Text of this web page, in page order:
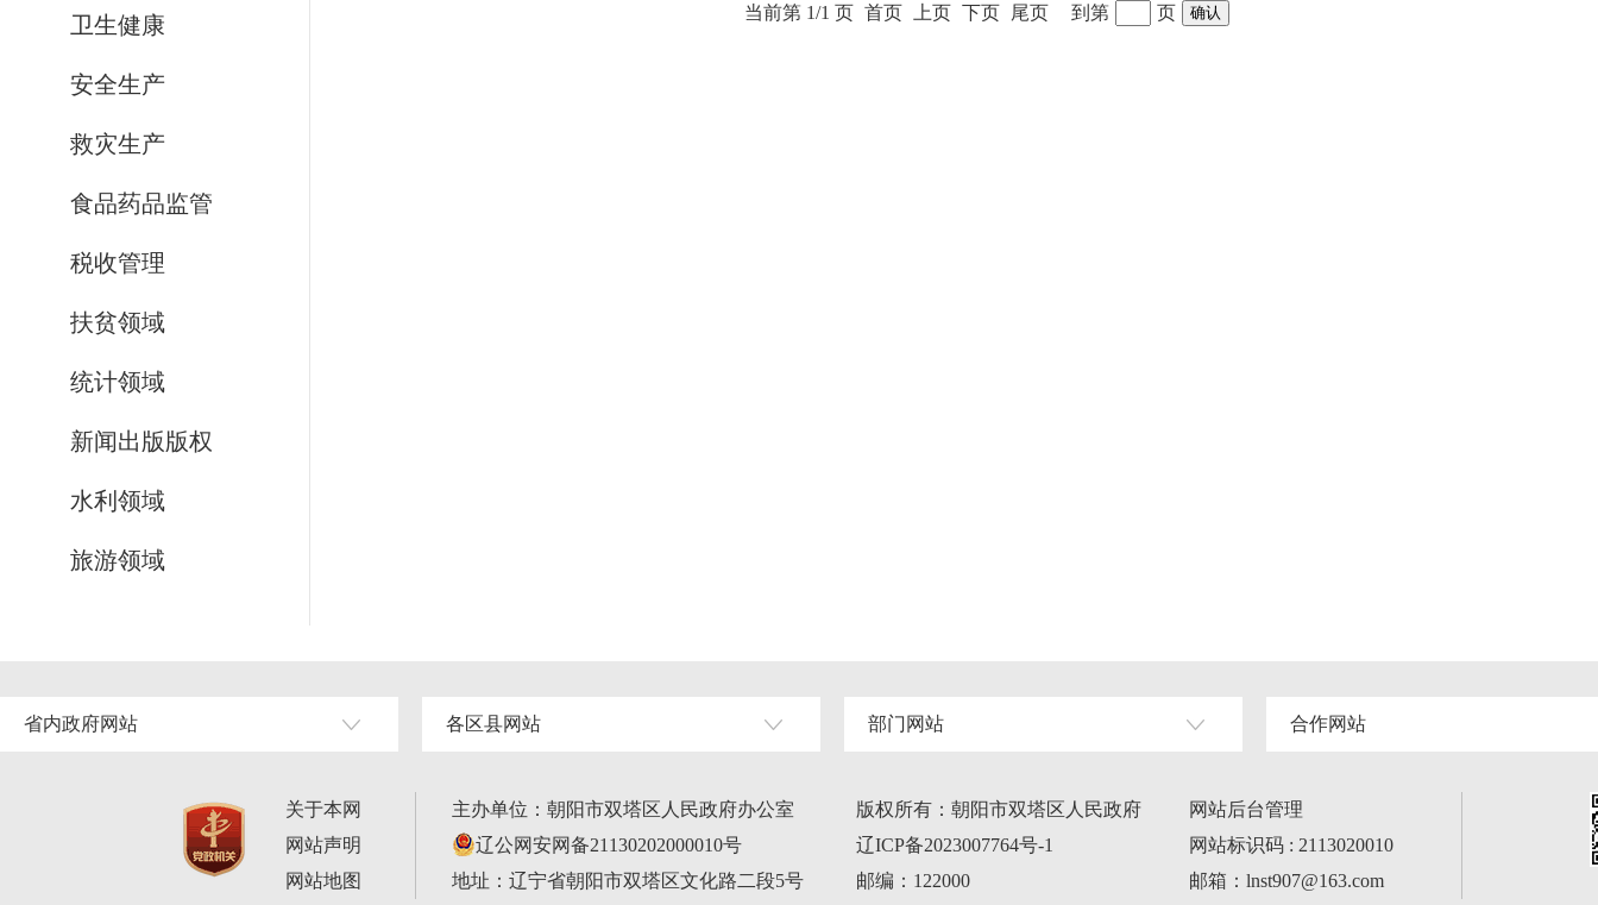
卫生健康
安全生产
救灾生产
食品药品监管
税收管理
扶贫领域
统计领域
新闻出版版权
水利领域
旅游领域
当前第 1/1 页 首页 上页 下页 尾页 到第 页
省内政府网站 各区县网站 部门网站 合作网站
关于本网
网站声明
网站地图
主办单位：朝阳市双塔区人民政府办公室
辽公网安网备21130202000010号
地址：辽宁省朝阳市双塔区文化路二段5号
版权所有：朝阳市双塔区人民政府
辽ICP备2023007764号-1
邮编：122000
网站后台管理
网站标识码 : 2113020010
邮箱：lnst907@163.com